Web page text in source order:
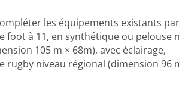
les équipements existants
foot à 11, en synthétique ou pelouse
105 m × 68m), avec éclairage,
rugby niveau régional (dimension 96